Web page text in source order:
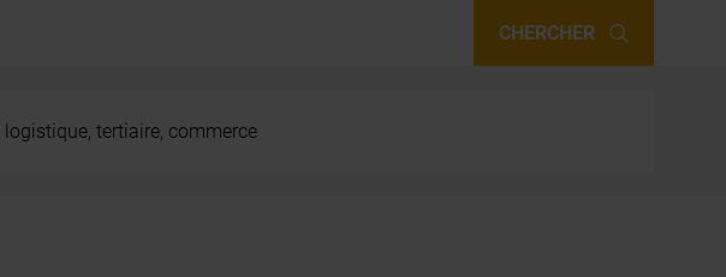
CHERCHER
logistique, tertiaire, commerce